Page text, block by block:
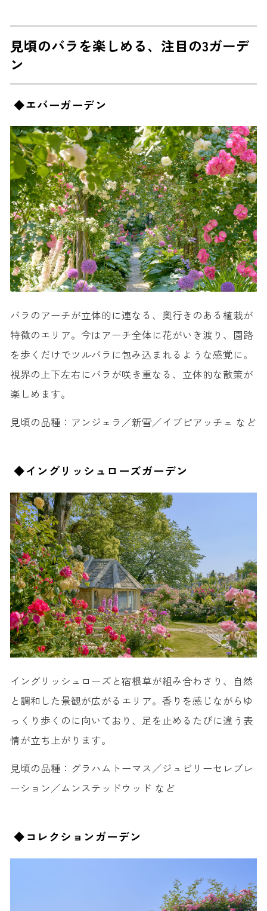
見頃のバラを楽しめる、注目の3ガーデ
ン
◆エバーガーデン
バラのアーチが立体的に連なる、奥行きのある植栽が
特徴のエリア。今はアーチ全体に花がいき渡り、園路
を歩くだけでツルバラに包み込まれるような感覚に。
視界の上下左右にバラが咲き重なる、立体的な散策が
楽しめます。
見頃の品種： アンジェラ／新雪／イブピアッチェ など
◆イングリッシュローズガーデン
イングリッシュローズと宿根草が組み合わさり、自然
と調和した景観が広がるエリア。香りを感じながらゆ
っくり歩くのに向いており、足を止めるたびに違う表
情が立ち上がります。
見頃の品種： グラハムトーマス／ジュビリーセレブレ
ーション／ムンステッドウッド など
◆コレクションガーデン